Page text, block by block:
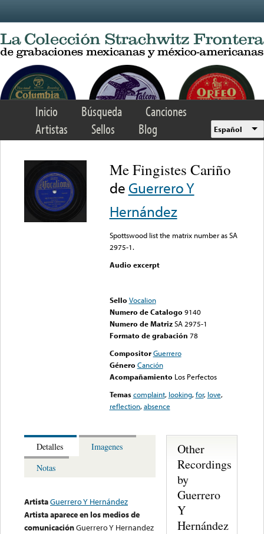
Inicio Búsqueda
Canciones
Artistas
Sellos Blog Español
Me Fingistes Cariño
de Guerrero Y
Hernández
Spottswood list the matrix number as SA
2975-1.
Audio excerpt
Sello Vocalion
Numero de Catalogo 9140
Numero de Matriz SA 2975-1
Formato de grabación 78
Compositor Guerrero
Género Canción
Acompañamiento Los Perfectos
Temas complaint, looking,for, love,
reflection,absence
Detalles
Imagenes
Notas
ArtistaGuerrero Y Hernández
Artista aparece en los medios de
comunicaciónGuerrero Y Hernandez
Other
Recordings
by
Guerrero
Y
Hernández